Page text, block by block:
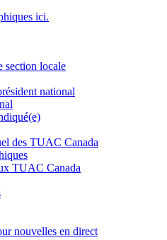
ici.
section locale
national
des TUAC Canada
TUAC Canada
nouvelles en direct